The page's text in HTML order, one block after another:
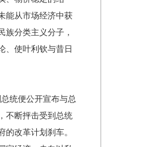
能从市场经济中获
分类主义分子，
、使叶利钦与昔日
统便公开宣布与总
不断抨击受到总统
改革计划刹车。